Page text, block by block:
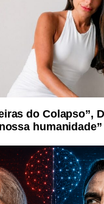
do Colapso”,
humanidade”